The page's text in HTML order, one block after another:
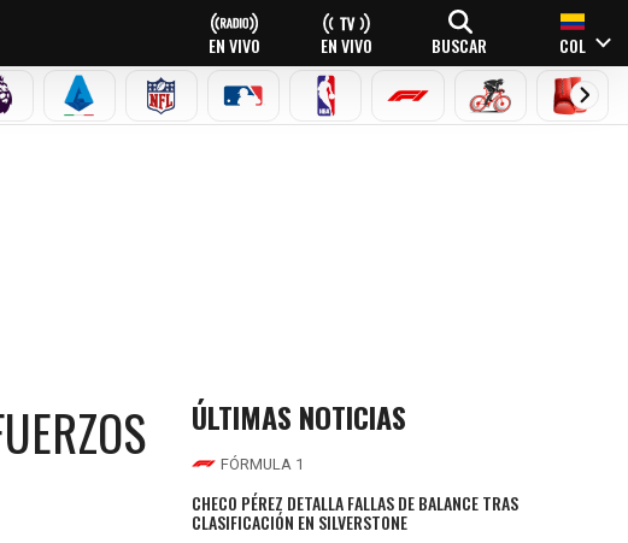
EN VIVO EN VIVO BUSCAR COL
PREMIER LEAGUE
SERIE A NFL MLB NBA FÓRMULA 1CICLISMOBOXEO
ÚLTIMAS NOTICIAS
FÓRMULA 1
CHECO PÉREZ DETALLA FALLAS DE BALANCE TRAS
CLASIFICACIÓN EN SILVERSTONE